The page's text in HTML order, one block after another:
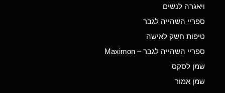
ויאגרה לנשים
ספריי השהייה לגבר
טיפות חשק לאישה
ספריי השהייה לגבר – Maximon
שמן לסקס
שמן אמור